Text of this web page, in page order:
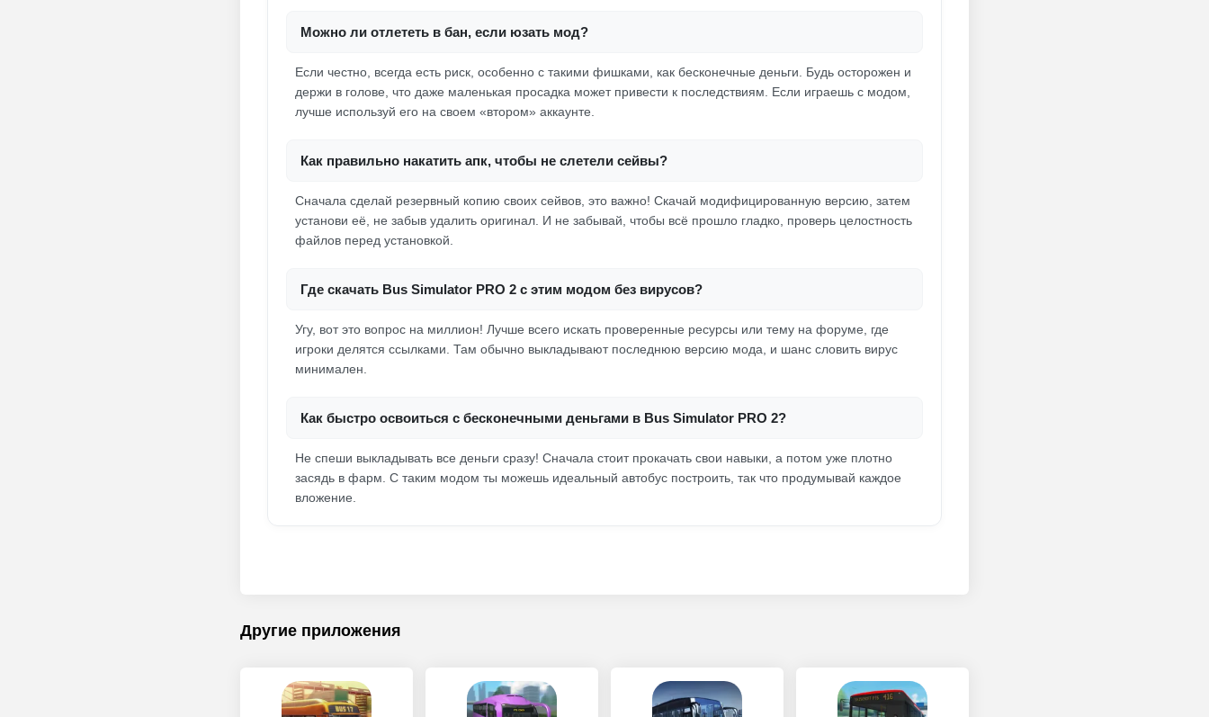
Можно ли отлететь в бан, если юзать мод?
Если честно, всегда есть риск, особенно с такими фишками, как бесконечные деньги. Будь осторожен и
держи в голове, что даже маленькая просадка может привести к последствиям. Если играешь с модом,
лучше используй его на своем «втором» аккаунте.
Как правильно накатить апк, чтобы не слетели сейвы?
Сначала сделай резервный копию своих сейвов, это важно! Скачай модифицированную версию, затем
установи её, не забыв удалить оригинал. И не забывай, чтобы всё прошло гладко, проверь целостность
файлов перед установкой.
Где скачать Bus Simulator PRO 2 с этим модом без вирусов?
Угу, вот это вопрос на миллион! Лучше всего искать проверенные ресурсы или тему на форуме, где
игроки делятся ссылками. Там обычно выкладывают последнюю версию мода, и шанс словить вирус
минимален.
Как быстро освоиться с бесконечными деньгами в Bus Simulator PRO 2?
Не спеши выкладывать все деньги сразу! Сначала стоит прокачать свои навыки, а потом уже плотно
засядь в фарм. С таким модом ты можешь идеальный автобус построить, так что продумывай каждое
вложение.
Другие приложения